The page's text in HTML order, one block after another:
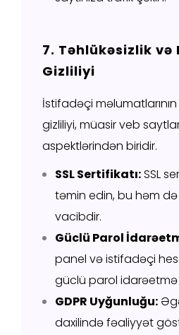
7. Təhlükəsizlik və
Gizliliyi
İstifadəçi
gizliliyi, müasir veb
aspektlərindən biridir.
SSL Sertifikatı:SSL
təmin edin, bu həm də
vacibdir.
Güclü Parol
panel və istifadəçi
güclü parol idarəetmə
GDPR Uyğunluğu:
daxilində fəaliyyət